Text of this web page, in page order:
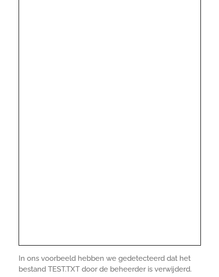
In ons voorbeeld hebben we gedetecteerd dat het
bestand TEST.TXT door de beheerder is verwijderd.